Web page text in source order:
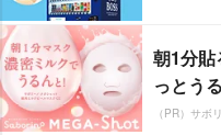
朝1分貼
っとう
（PR）サボ